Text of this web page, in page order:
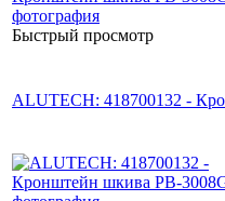
Быстрый просмотр
ALUTECH: 418700132 -